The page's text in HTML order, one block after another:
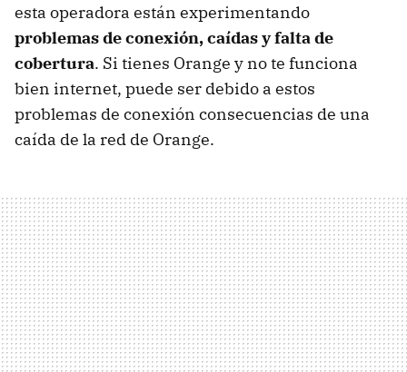
esta operadora están experimentando
problemas de conexión, caídas y falta de
cobertura. Si tienes Orange y no te funciona
bien internet, puede ser debido a estos
problemas de conexión consecuencias de una
caída de la red de Orange.